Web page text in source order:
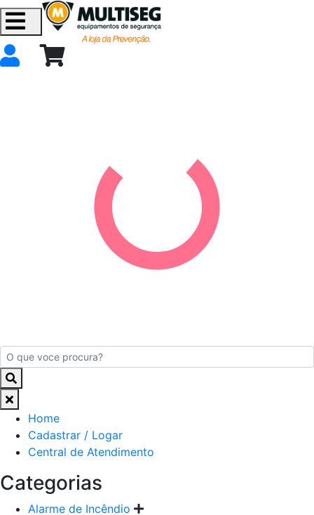
Home
Cadastrar / Logar
Central de Atendimento
Categorias
Alarme de Incêndio